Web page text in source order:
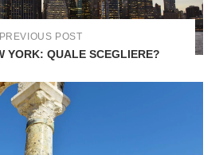
PREVIOUS POST
YORK: QUALE SCEGLIERE?